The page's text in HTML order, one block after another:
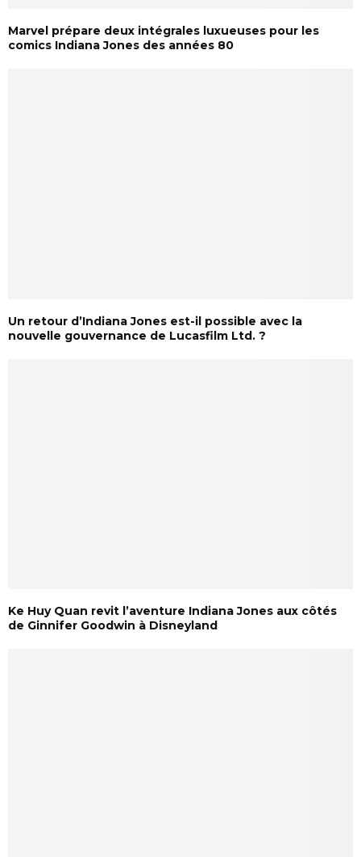
Marvel prépare deux intégrales luxueuses pour les
comics Indiana Jones des années 80
Un retour d’Indiana Jones est-il possible avec la
nouvelle gouvernance de Lucasfilm Ltd. ?
Ke Huy Quan revit l’aventure Indiana Jones aux côtés
de Ginnifer Goodwin à Disneyland